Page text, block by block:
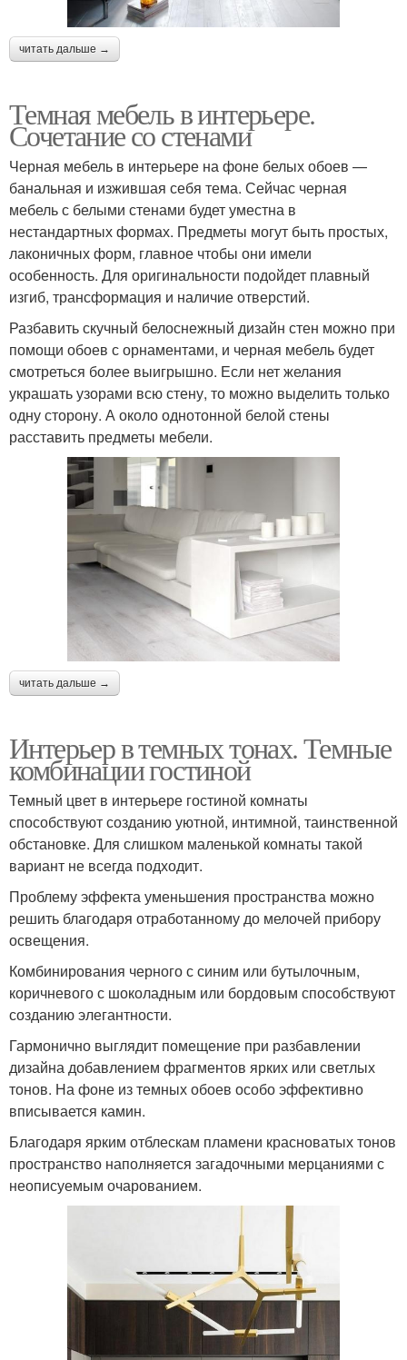
читать дальше →
Темная мебель в интерьере.
Сочетание со стенами
Черная мебель в интерьере на фоне белых обоев —
банальная и изжившая себя тема. Сейчас черная
мебель с белыми стенами будет уместна в
нестандартных формах. Предметы могут быть простых,
лаконичных форм, главное чтобы они имели
особенность. Для оригинальности подойдет плавный
изгиб, трансформация и наличие отверстий.
Разбавить скучный белоснежный дизайн стен можно при
помощи обоев с орнаментами, и черная мебель будет
смотреться более выигрышно. Если нет желания
украшать узорами всю стену, то можно выделить только
одну сторону. А около однотонной белой стены
расставить предметы мебели.
читать дальше →
Интерьер в темных тонах. Темные
комбинации гостиной
Темный цвет в интерьере гостиной комнаты
способствуют созданию уютной, интимной, таинственной
обстановке. Для слишком маленькой комнаты такой
вариант не всегда подходит.
Проблему эффекта уменьшения пространства можно
решить благодаря отработанному до мелочей прибору
освещения.
Комбинирования черного с синим или бутылочным,
коричневого с шоколадным или бордовым способствуют
созданию элегантности.
Гармонично выглядит помещение при разбавлении
дизайна добавлением фрагментов ярких или светлых
тонов. На фоне из темных обоев особо эффективно
вписывается камин.
Благодаря ярким отблескам пламени красноватых тонов
пространство наполняется загадочными мерцаниями с
неописуемым очарованием.